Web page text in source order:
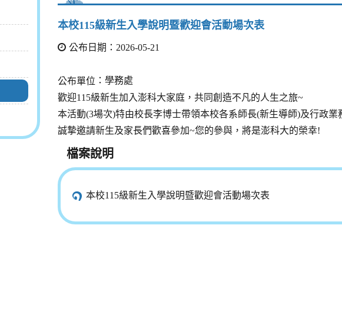
本校115級新生入學說明暨歡迎會活動場次表
公布日期：2026-05-21
公布單位 ：學務處
歡迎115級新生加入澎科大家庭，共同創造不凡的人生之旅~
本活動(3場次)特由校長李博士帶領本校各系師長(新生導師)及行政
誠摯邀請新生及家長們歡喜參加~您的參與，將是澎科大的榮幸!
檔案說明
本校115級新生入學說明暨歡迎會活動場次表